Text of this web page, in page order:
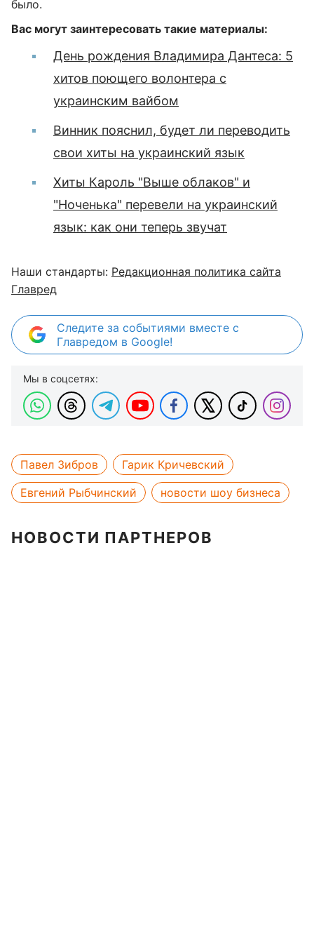
было.
Вас могут заинтересовать такие материалы:
День рождения Владимира Дантеса: 5
хитов поющего волонтера с
украинским вайбом
Винник пояснил, будет ли переводить
свои хиты на украинский язык
Хиты Кароль "Выше облаков" и
"Ноченька" перевели на украинский
язык: как они теперь звучат
Наши стандарты: Редакционная политика сайта
Главред
Следите за событиями вместе с
Главредом в Google!
Мы в соцсетях:
Павел Зибров
Гарик Кричевский
Евгений Рыбчинский
новости шоу бизнеса
НОВОСТИ ПАРТНЕРОВ